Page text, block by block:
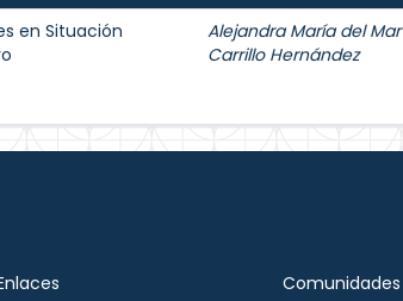
en Situación
Alejandra María del Mar
Carrillo Hernández
Comunidades